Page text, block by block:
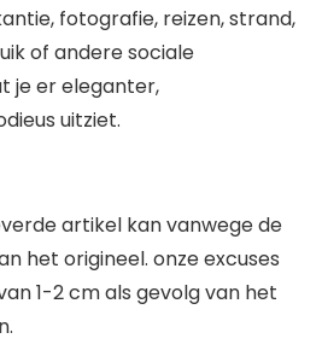
fotografie, reizen, strand,
of andere sociale
je er eleganter,
uitziet.
artikel kan vanwege de
het origineel. onze excuses
1-2 cm als gevolg van het